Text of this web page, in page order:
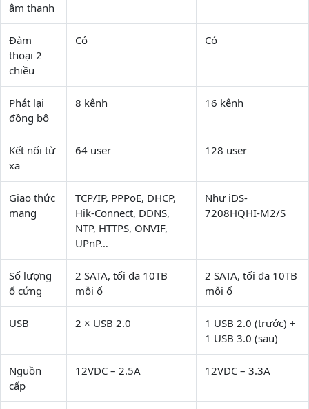
âm thanh
Đàm
thoại 2
chiều
Có Có
Phát lại
đồng bộ
8 kênh 16 kênh
Kết nối từ
xa
64 user 128 user
Giao thức
mạng
TCP/IP, PPPoE, DHCP,
Hik-Connect, DDNS,
NTP, HTTPS, ONVIF,
UPnP…
Như iDS-
7208HQHI-M2/S
Số lượng
ổ cứng
2 SATA, tối đa 10TB
mỗi ổ
2 SATA, tối đa 10TB
mỗi ổ
USB 2 × USB 2.0
1 USB 2.0 (trước) +
1 USB 3.0 (sau)
Nguồn
cấp
12VDC – 2.5A 12VDC – 3.3A